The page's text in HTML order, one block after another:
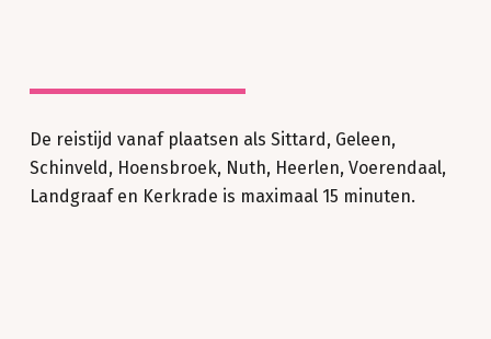
De reistijd vanaf plaatsen als Sittard, Geleen,
Schinveld, Hoensbroek, Nuth, Heerlen, Voerendaal,
Landgraaf en Kerkrade is maximaal 15 minuten.